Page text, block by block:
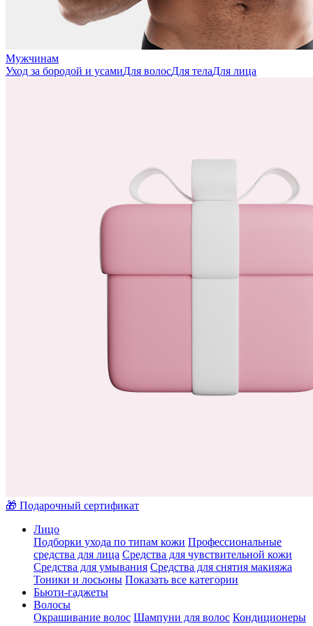
Мужчинам
Уход за бородой и усамиДля волосДля телаДля лица
🎁 Подарочный сертификат
Лицо
Подборки ухода по типам кожи Профессиональные
средства для лица Средства для чувствительной кожи
Средства для умывания Средства для снятия макияжа
Тоники и лосьоны Показать все категории
Бьюти-гаджеты
Волосы
Окрашивание волос Шампуни для волос Кондиционеры